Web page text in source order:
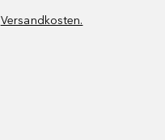
Versandkosten.